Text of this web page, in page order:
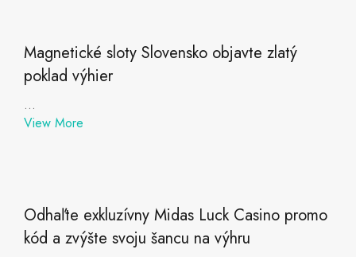
Magnetické sloty Slovensko objavte zlatý
poklad výhier
...
View More
Odhaľte exkluzívny Midas Luck Casino promo
kód a zvýšte svoju šancu na výhru